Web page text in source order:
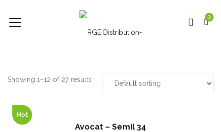
0
Showing 1–12 of 27 results
Hot
Avocat – Semil 34